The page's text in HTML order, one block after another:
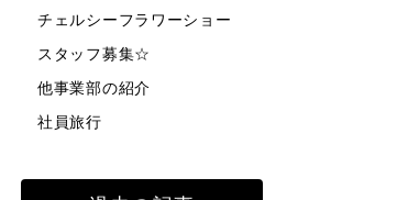
チェルシーフラワーショー
スタッフ募集☆
他事業部の紹介
社員旅行